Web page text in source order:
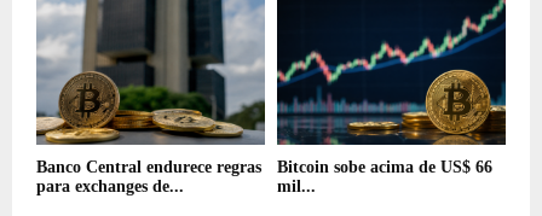
Banco Central endurece regras
para exchanges de...
Bitcoin sobe acima de US$ 66
mil...